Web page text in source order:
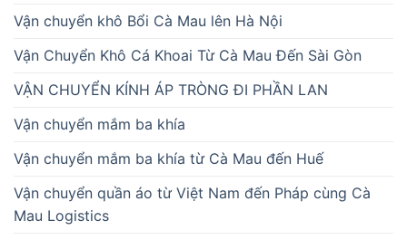
Vận chuyển khô Bổi Cà Mau lên Hà Nội
Vận Chuyển Khô Cá Khoai Từ Cà Mau Đến Sài Gòn
VẬN CHUYỂN KÍNH ÁP TRÒNG ĐI PHẦN LAN
Vận chuyển mắm ba khía
Vận chuyển mắm ba khía từ Cà Mau đến Huế
Vận chuyển quần áo từ Việt Nam đến Pháp cùng Cà
Mau Logistics